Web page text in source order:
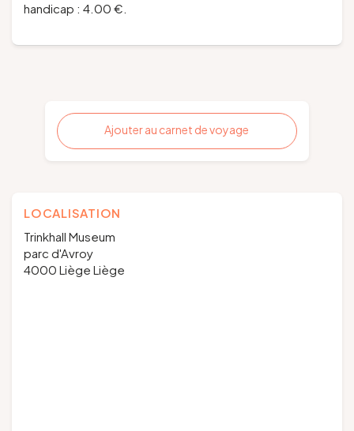
handicap : 4.00 €.
Ajouter au carnet de voyage
LOCALISATION
Trinkhall Museum
parc d'Avroy
4000 Liège Liège